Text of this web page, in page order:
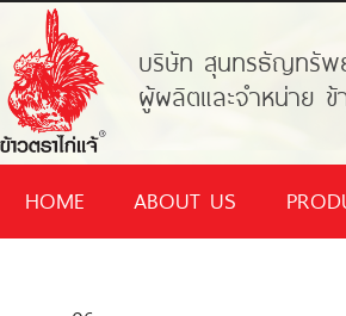
บริษัท สุนทรธัญทรั
ผู้ผลิตและจำหน่าย ข้
HOME ABOUT US